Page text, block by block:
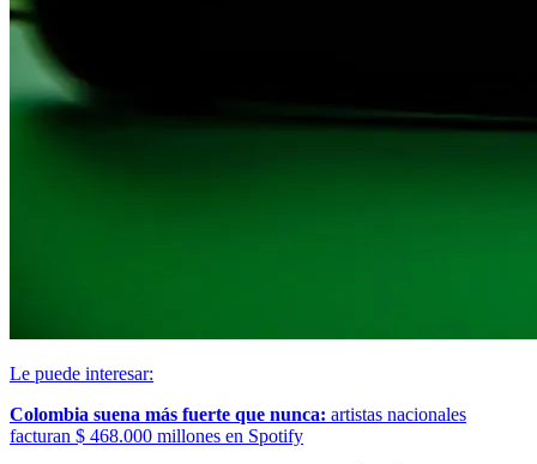
Le puede interesar:
Colombia suena más fuerte que nunca: artistas nacionales
facturan $ 468.000 millones en Spotify